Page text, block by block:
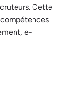
Cette
e-